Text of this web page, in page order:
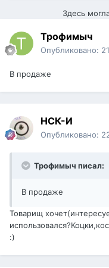
Здесь
Трофимыч
Опубликовано:
В продаже
НСК-И
Опубликовано:
Трофимыч писал:
В продаже
Товарищ
:)